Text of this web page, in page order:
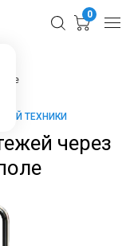
0
ТЕХНИКИ
через